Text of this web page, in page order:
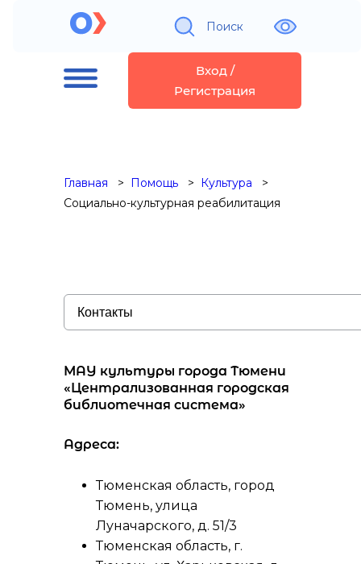
Поиск
Вход /
Регистрация
Главная Помощь
Культура
Социально-культурная реабилитация
МАУ культуры города Тюмени
«Централизованная городская
библиотечная система»
Адреса:
Тюменская область, город
Тюмень, улица
Луначарского, д. 51/3
Тюменская область, г.